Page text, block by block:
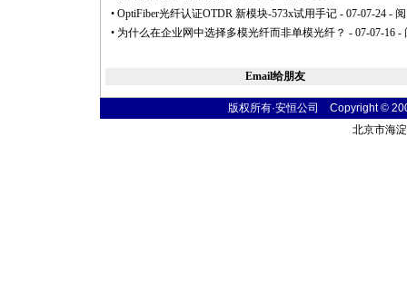
• OptiFiber光纤认证OTDR 新模块-573x试用手记 - 07-07-24 -
• 为什么在企业网中选择多模光纤而非单模光纤？ - 07-07-16 -
Email给朋友
版权所有·安恒公司 Copyright ©
北京市海